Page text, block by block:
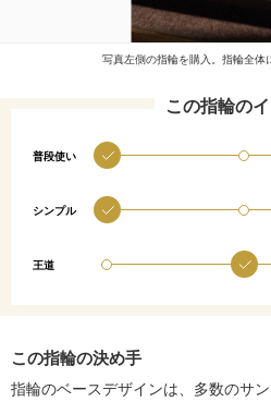
写真左側の指輪を購入。指輪全体
この指輪の
普段使い
シンプル
王道
この指輪の決め手
指輪のベースデザインは、多数のサ